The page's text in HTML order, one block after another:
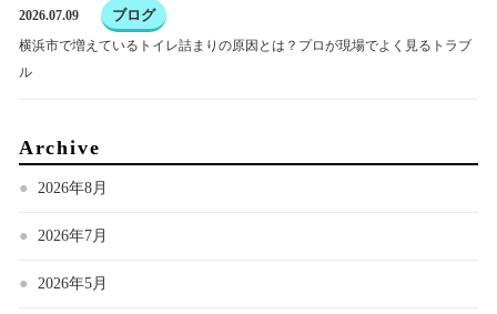
2026.07.09 ブログ
横浜市で増えているトイレ詰まりの原因とは？プロが現場でよく見るトラブ
ル
Archive
2026年8月
2026年7月
2026年5月